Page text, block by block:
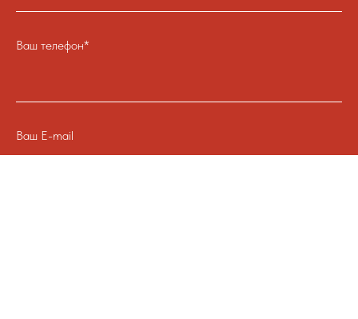
Ваш телефон*
Ваш E-mail